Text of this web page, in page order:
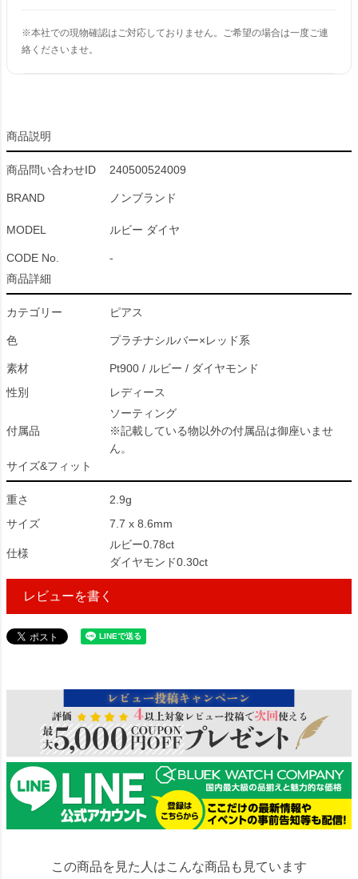
※本社での現物確認はご対応しておりません。ご希望の場合は一度ご連
絡くださいませ。
商品説明
商品問い合わせID 240500524009
BRAND ノンブランド
MODEL ルビー ダイヤ
CODE No.
-
商品詳細
カテゴリー ピアス
色 プラチナシルバー×レッド系
素材
Pt900 / ルビー / ダイヤモンド
性別
レディース
付属品
ソーティング
※記載している物以外の付属品は御座いませ
ん。
サイズ&フィット
重さ
2.9g
サイズ
7.7 x 8.6mm
仕様
ルビー0.78ct
ダイヤモンド0.30ct
レビューを書く
この商品を見た人はこんな商品も見ています